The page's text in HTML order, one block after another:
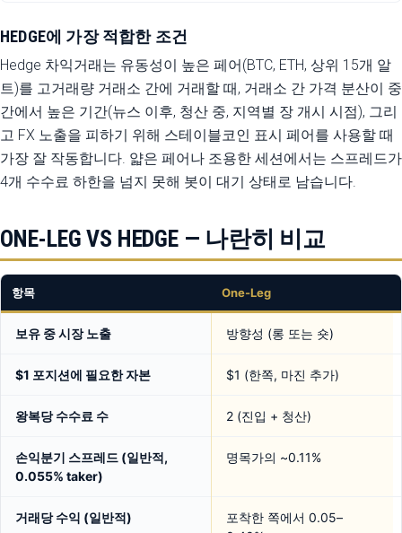
HEDGE에 가장 적합한 조건
Hedge 차익거래는 유동성이 높은 페어(BTC, ETH, 상위 15개 알
트)를 고거래량 거래소 간에 거래할 때, 거래소 간 가격 분산이 중
간에서 높은 기간(뉴스 이후, 청산 중, 지역별 장 개시 시점), 그리
고 FX 노출을 피하기 위해 스테이블코인 표시 페어를 사용할 때
가장 잘 작동합니다. 얇은 페어나 조용한 세션에서는 스프레드가
4개 수수료 하한을 넘지 못해 봇이 대기 상태로 남습니다.
ONE-LEG VS HEDGE — 나란히 비교
항목 One-Leg
보유 중 시장 노출 방향성 (롱 또는 숏)
$1 포지션에 필요한 자본 $1 (한쪽, 마진 추가)
왕복당 수수료 수 2 (진입 + 청산)
손익분기 스프레드 (일반적,
0.055% taker)
명목가의 ~0.11%
거래당 수익 (일반적)
포착한 쪽에서 0.05–